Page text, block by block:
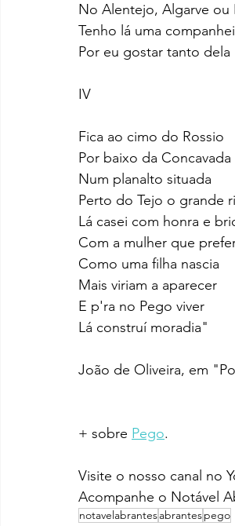
No Alentejo, Algarve ou
Tenho lá uma
Por eu gostar tanto dela
IV
Fica ao cimo do Rossio
Por baixo da Concavada
Num planalto situada
Perto do Tejo o grande
Lá casei com honra e
Com a mulher que
Como uma filha nascia
Mais viriam a aparecer
E p'ra no Pego viver
Lá construí moradia"
João de Oliveira, em
+ sobre Pego.
Visite o nosso canal no
Acompanhe o Notável
notavelabrantesabrantespego